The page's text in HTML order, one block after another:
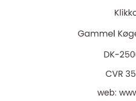
web: